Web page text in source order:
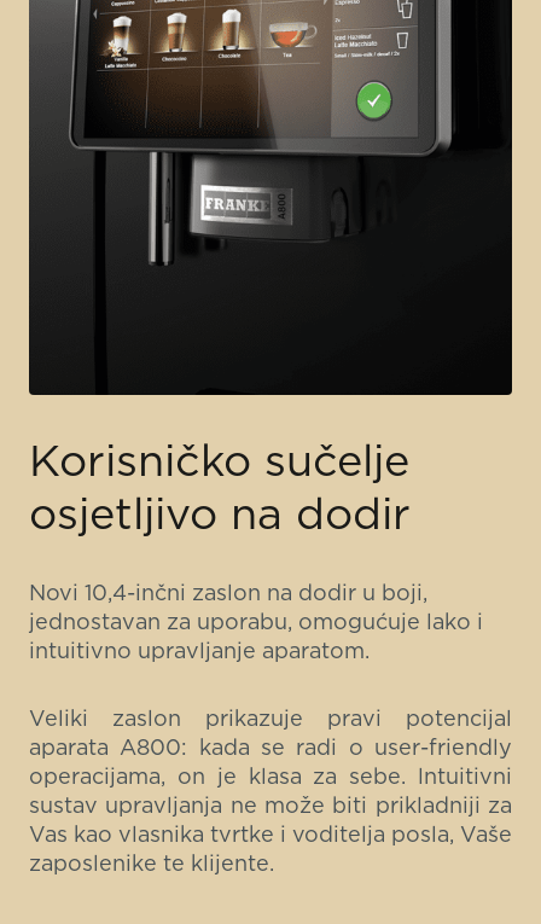
Korisničko sučelje
osjetljivo na dodir
Novi 10,4-inčni zaslon na dodir u boji,
jednostavan za uporabu, omogućuje lako i
intuitivno upravljanje aparatom.
Veliki zaslon prikazuje pravi potencijal
aparata A800: kada se radi o user-friendly
operacijama, on je klasa za sebe. lntuitivni
sustav upravljanja ne može biti prikladniji za
Vas kao vlasnika tvrtke i voditelja posla, Vaše
zaposlenike te klijente.